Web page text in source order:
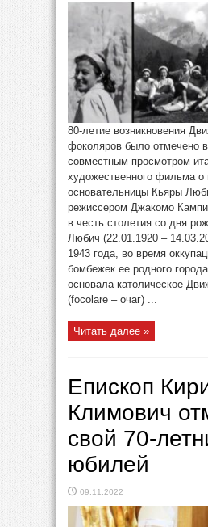
80-летие возникновения
фоколяров было отмечено
совместным просмотром
художественного фильма о
основательницы Кьяры
режиссером Джакомо
в честь столетия со дня
Любич (22.01.1920 –
1943 года, во время
бомбежек ее родного
основала католическое
(focolare – очаг) ...
Читать далее »
Епископ
Климович
свой 70-
юбилей
09.11.2022